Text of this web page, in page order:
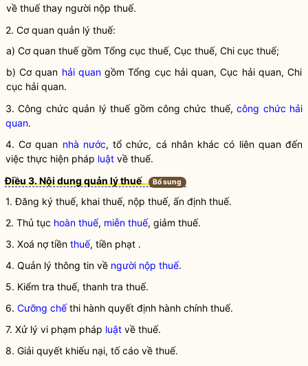
về thuế thay người nộp thuế.
2. Cơ quan quản lý thuế:
a) Cơ quan thuếgồm Tổng cục thuế, Cục thuế, Chi cục thuế;
b) Cơ quan hải quangồm Tổng cục hải quan, Cục hải quan, Chi
cục hải quan.
3. Công chức quản lý thuế gồm công chức thuế,công chức hải
quan.
4. Cơ quan nhà nước, tổ chức, cá nhân khác có liên quan đến
việc thực hiện pháp luật về thuế.
Điều 3. Nội dung quản lý thuế
Bổ sung
1. Đăng ký thuế, khai thuế, nộp thuế, ấn định thuế.
2. Thủ tục hoàn thuế, miễn thuế, giảm thuế.
3. Xoá nợ tiền thuế, tiền phạt .
4. Quản lý thông tin về người nộp thuế.
5. Kiểm tra thuế, thanh tra thuế.
6. Cưỡng chếthi hành quyết định hành chính thuế.
7. Xử lý vi phạm pháp luật về thuế.
8. Giải quyết khiếu nại, tố cáo về thuế.